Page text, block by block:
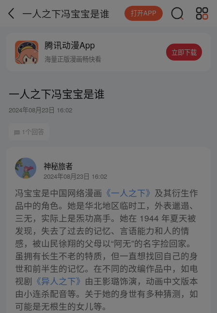
一人之下冯宝宝是谁 打开APP
腾讯动漫App
海量正版漫画畅快看
立即下载
一人之下冯宝宝是谁
2024年08月23日 16:02
1个回答
神秘旅者
2024年08月23日 16:02
冯宝宝是中国网络漫画 《一人之下》 及其衍生作
品中的角色。她是华北地区临时工，外表邋遢、
三无，实际上是炁功高手。她在 1944 年夏天被
发现，失去了过去的记忆、言语能力和人的情
感，被山民徐翔的父母以“阿无”的名字捡回家。
虽拥有长生不老的特质，但一直想找回自己的身
世和前半生的记忆。在不同的改编作品中，如电
视剧 《异人之下》 由王影璐饰演，动画中文版本
由小连杀配音等。关于她的身世有多种猜测，如
可能是无根生的女儿等。